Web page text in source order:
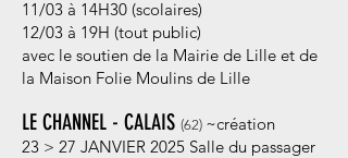
11/03 à 14H30 (scolaires)
12/03 à 19H (tout public)
avec le soutien de la Mairie de Lille et de
la Maison Folie Moulins de Lille
LE CHANNEL - CALAIS (62) ~création
23 > 27 JANVIER 2025 Salle du passager